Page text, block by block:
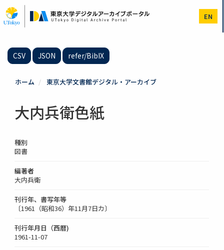
イ
ン
EN
CSV JSON refer/BibIX
ホーム 東京大学文書館デジタル・アーカイブ
大内兵衛色紙
種別
図書
編著者
大内兵衛
刊行年、書写年等
〔1961（昭和36）年11月7日カ〕
刊行年月日（西暦)
1961-11-07